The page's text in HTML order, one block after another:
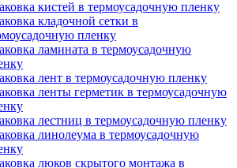
кистей в термоусадочную пленку
кладочной сетки в
пленку
ламината в термоусадочную
лент в термоусадочную пленку
ленты герметик в термоусадочную
лестниц в термоусадочную пленку
линолеума в термоусадочную
люков скрытого монтажа в